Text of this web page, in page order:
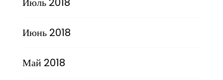
Июнь 2018
Май 2018